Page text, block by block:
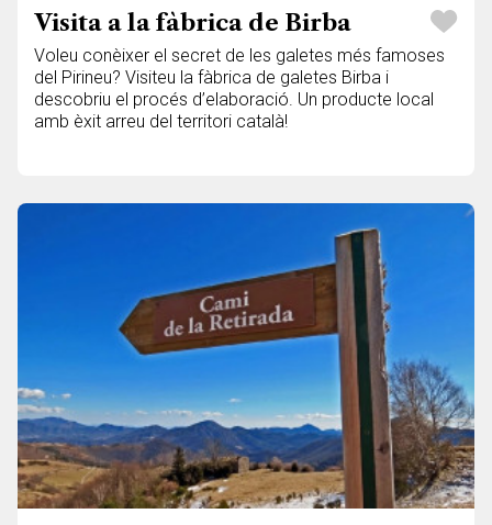
Visita a la fàbrica de Birba
Voleu conèixer el secret de les galetes més famoses
del Pirineu? Visiteu la fàbrica de galetes Birba i
descobriu el procés d’elaboració. Un producte local
amb èxit arreu del territori català!